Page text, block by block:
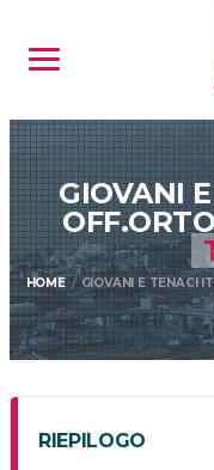
GIOVANI
HOME GIOVANI E TENACI
RIEPILOGO